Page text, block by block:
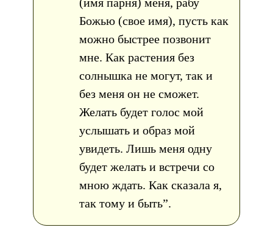
Божью (свое имя), пусть как
можно быстрее позвонит
мне. Как растения без
солнышка не могут, так и
без меня он не сможет.
Желать будет голос мой
услышать и образ мой
увидеть. Лишь меня одну
будет желать и встречи со
мною ждать. Как сказала я,
так тому и быть”.